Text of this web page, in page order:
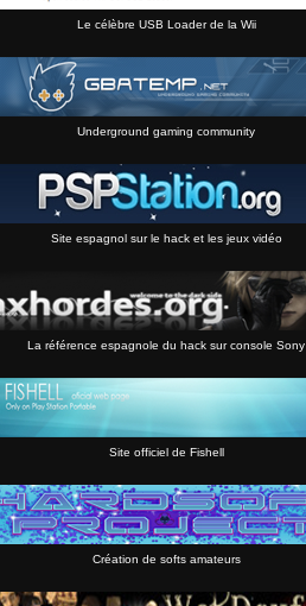
Le célèbre USB Loader de la Wii
Underground gaming community
Site espagnol sur le hack et les jeux vidéo
La référence espagnole du hack sur console Sony
Site officiel de Fishell
Création de softs amateurs